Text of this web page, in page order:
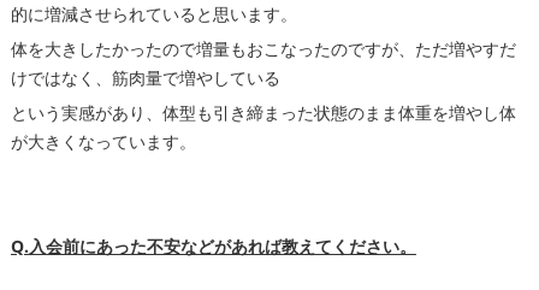
的に増減させられていると思います。
体を大きしたかったので増量もおこなったのですが、ただ増やすだ
けではなく、筋肉量で増やしている
という実感があり、体型も引き締まった状態のまま体重を増やし体
が大きくなっています。
Q.入会前にあった不安などがあれば教えてください。